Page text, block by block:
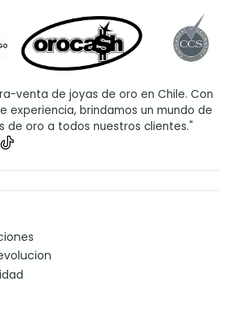
venta de joyas de oro en Chile. Con
experiencia, brindamos un mundo de
de oro a todos nuestros clientes."